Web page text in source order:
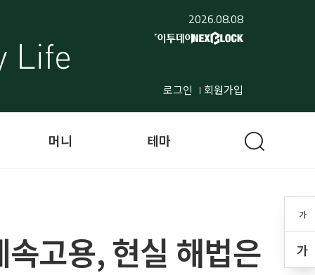
2026.08.08
로그인 회원가입
가
가
머니 테마
고용, 현실 해법은